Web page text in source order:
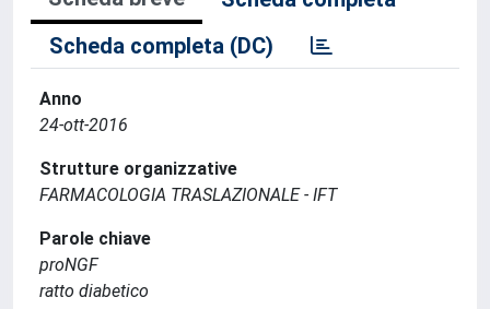
Scheda completa (DC)
Anno
24-ott-2016
Strutture organizzative
FARMACOLOGIA TRASLAZIONALE - IFT
Parole chiave
proNGF
ratto diabetico